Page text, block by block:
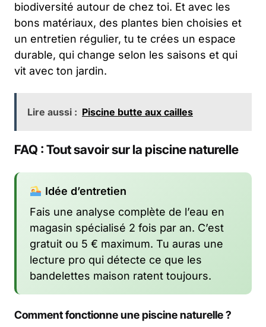
biodiversité autour de chez toi. Et avec les
bons matériaux, des plantes bien choisies et
un entretien régulier, tu te crées un espace
durable, qui change selon les saisons et qui
vit avec ton jardin.
Lire aussi : Piscine butte aux cailles
FAQ : Tout savoir sur la piscine naturelle
Idée d’entretien
Fais une analyse complète de l’eau en
magasin spécialisé 2 fois par an. C’est
gratuit ou 5 € maximum. Tu auras une
lecture pro qui détecte ce que les
bandelettes maison ratent toujours.
Comment fonctionne une piscine naturelle ?